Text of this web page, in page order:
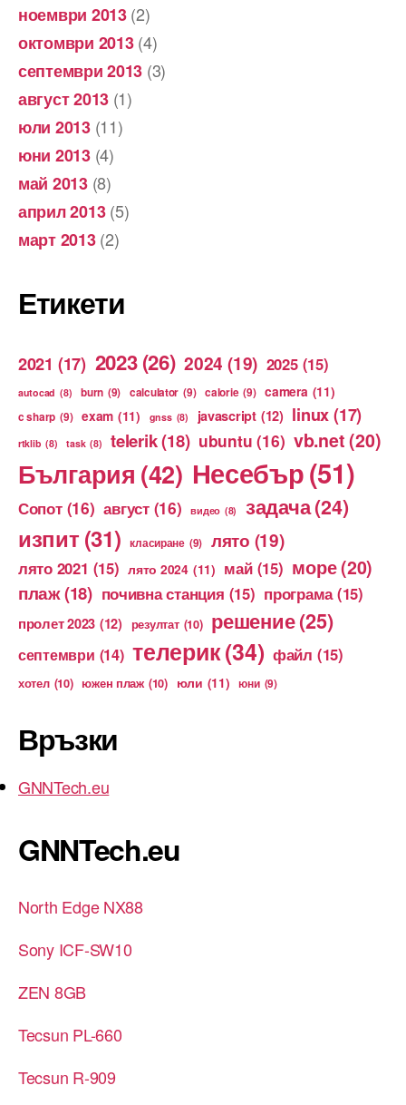
ноември 2013(2)
октомври 2013(4)
септември 2013 (3)
август 2013 (1)
юли 2013(11)
юни 2013(4)
май 2013(8)
април 2013(5)
март 2013(2)
Етикети
2021 (17) 2023 (26) 2024 (19) 2025 (15)
autocad (8) burn (9) calculator (9) calorie (9) camera (11)
c sharp (9) exam (11) gnss (8) javascript (12) linux(17)
rtklib (8) task (8) telerik(18) ubuntu (16) vb.net(20)
България (42) Несебър(51)
Сопот (16) август (16) видео (8) задача(24)
изпит (31) класиране (9) лято (19)
лято 2021 (15) лято 2024 (11) май (15) море(20)
плаж(18) почивна станция (15) програма (15)
пролет 2023 (12) резултат (10) решение(25)
септември (14) телерик(34) файл (15)
хотел (10) южен плаж (10) юли (11) юни (9)
Връзки
GNNTech.eu
GNNTech.eu
North Edge NX88
Sony ICF-SW10
ZEN 8GB
Tecsun PL-660
Tecsun R-909